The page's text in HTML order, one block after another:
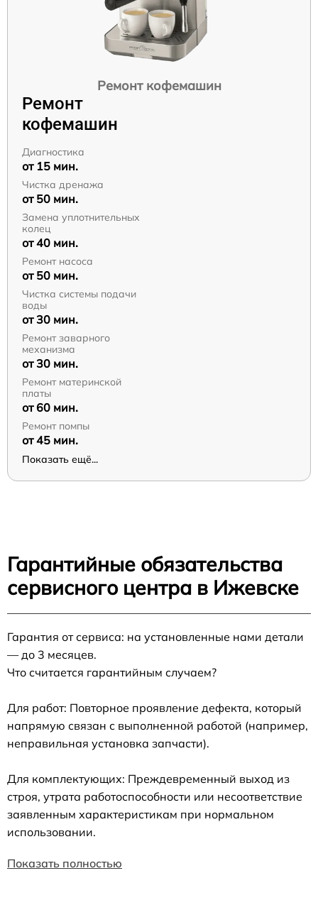
Ремонт кофемашин
Ремонт
кофемашин
Диагностика
от 15 мин.
Чистка дренажа
от 50 мин.
Замена уплотнительных
колец
от 40 мин.
Ремонт насоса
от 50 мин.
Чистка системы подачи
воды
от 30 мин.
Ремонт заварного
механизма
от 30 мин.
Ремонт материнской
платы
от 60 мин.
Ремонт помпы
от 45 мин.
Показать ещё...
Гарантийные обязательства
сервисного центра в Ижевске
Гарантия от сервиса: на установленные нами детали
— до 3 месяцев.
Что считается гарантийным случаем?
Для работ: Повторное проявление дефекта, который
напрямую связан с выполненной работой (например,
неправильная установка запчасти).
Для комплектующих: Преждевременный выход из
строя, утрата работоспособности или несоответствие
заявленным характеристикам при нормальном
использовании.
Показать полностью